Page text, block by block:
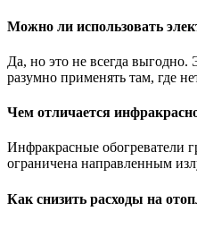
Можно ли использовать
Да, но это не всегда
разумно применять там, где
Чем отличается
Инфракрасные обогреватели
ограничена направленным
Как снизить расходы на